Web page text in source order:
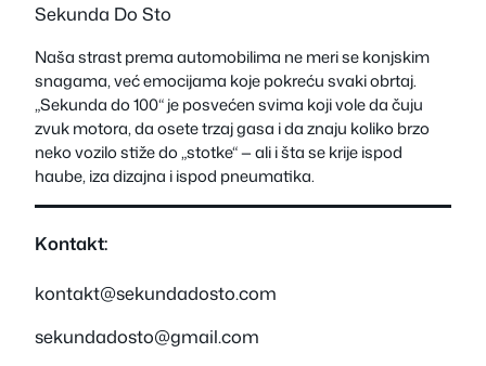
Sekunda Do Sto
Naša strast prema automobilima ne meri se konjskim
snagama, već emocijama koje pokreću svaki obrtaj.
„Sekunda do 100“ je posvećen svima koji vole da čuju
zvuk motora, da osete trzaj gasa i da znaju koliko brzo
neko vozilo stiže do „stotke“ — ali i šta se krije ispod
haube, iza dizajna i ispod pneumatika.
Kontakt:
kontakt@sekundadosto.com
sekundadosto@gmail.com